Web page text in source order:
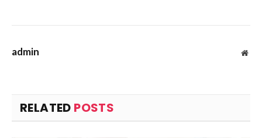
admin
RELATED POSTS